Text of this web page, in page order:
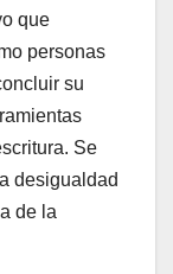
que
personas
su
Se
desigualdad
de la